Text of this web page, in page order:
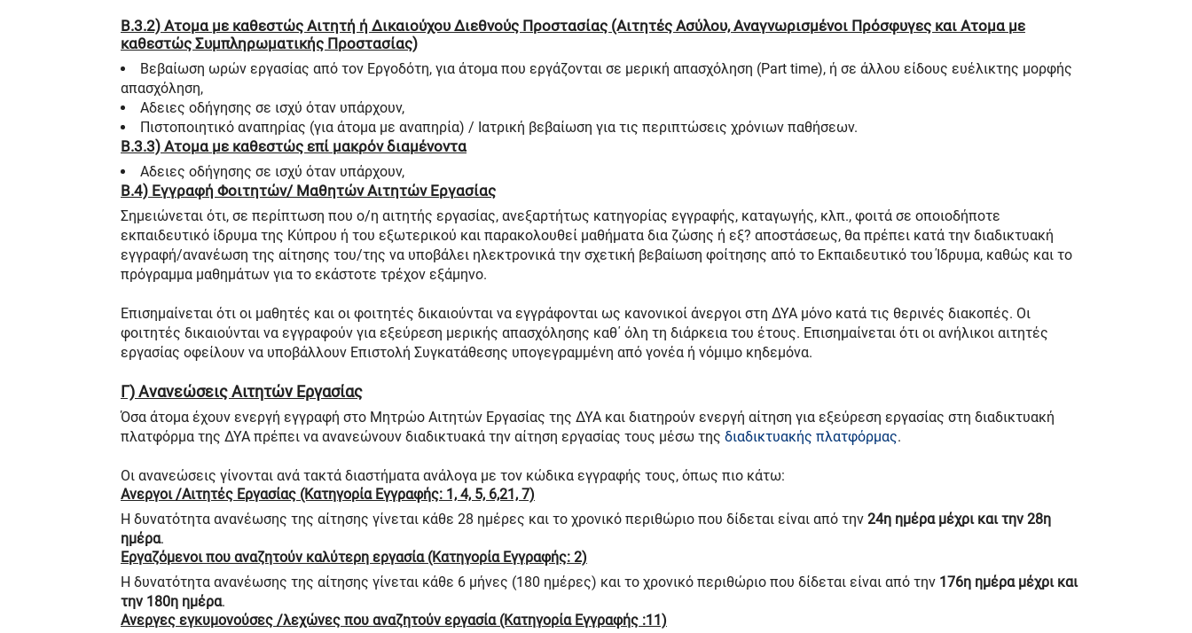
Β.3.2) Aτομα με καθεστώς Αιτητή ή Δικαιούχου Διεθνούς Προστασίας (Αιτητές Ασύλου, Αναγνωρισμένοι Πρόσφυγες και Ατομα με
καθεστώς Συμπληρωματικής Προστασίας)
Βεβαίωση ωρών εργασίας από τον Εργοδότη, για άτομα που εργάζονται σε μερική απασχόληση (Part time), ή σε άλλου είδους ευέλικτης μορφής
απασχόληση,
Αδειες οδήγησης σε ισχύ όταν υπάρχουν,
Πιστοποιητικό αναπηρίας (για άτομα με αναπηρία) / Ιατρική βεβαίωση για τις περιπτώσεις χρόνιων παθήσεων.
Β.3.3) Aτομα με καθεστώς επί μακρόν διαμένοντα
Αδειες οδήγησης σε ισχύ όταν υπάρχουν,
Β.4) Εγγραφή Φοιτητών/ Μαθητών Αιτητών Εργασίας
Σημειώνεται ότι, σε περίπτωση που ο/η αιτητής εργασίας, ανεξαρτήτως κατηγορίας εγγραφής, καταγωγής, κλπ., φοιτά σε οποιοδήποτε
εκπαιδευτικό ίδρυμα της Κύπρου ή του εξωτερικού και παρακολουθεί μαθήματα δια ζώσης ή εξ? αποστάσεως, θα πρέπει κατά την διαδικτυακή
εγγραφή/ανανέωση της αίτησης του/της να υποβάλει ηλεκτρονικά την σχετική βεβαίωση φοίτησης από το Εκπαιδευτικό του Ίδρυμα, καθώς και το
πρόγραμμα μαθημάτων για το εκάστοτε τρέχον εξάμηνο.
Επισημαίνεται ότι οι μαθητές και οι φοιτητές δικαιούνται να εγγράφονται ως κανονικοί άνεργοι στη ΔΥΑ μόνο κατά τις θερινές διακοπές. Οι
φοιτητές δικαιούνται να εγγραφούν για εξεύρεση μερικής απασχόλησης καθ΄ όλη τη διάρκεια του έτους. Επισημαίνεται ότι οι ανήλικοι αιτητές
εργασίας οφείλουν να υποβάλλουν Επιστολή Συγκατάθεσης υπογεγραμμένη από γονέα ή νόμιμο κηδεμόνα.
Γ) Ανανεώσεις Αιτητών Εργασίας
Όσα άτομα έχουν ενεργή εγγραφή στο Μητρώο Αιτητών Εργασίας της ΔΥΑ και διατηρούν ενεργή αίτηση για εξεύρεση εργασίας στη διαδικτυακή
πλατφόρμα της ΔΥΑ πρέπει να ανανεώνουν διαδικτυακά την αίτηση εργασίας τους μέσω της διαδικτυακής πλατφόρμας.
Οι ανανεώσεις γίνονται ανά τακτά διαστήματα ανάλογα με τον κώδικα εγγραφής τους, όπως πιο κάτω:
Ανεργοι /Αιτητές Εργασίας (Κατηγορία Εγγραφής: 1, 4, 5, 6,21, 7)
Η δυνατότητα ανανέωσης της αίτησης γίνεται κάθε 28 ημέρες και το χρονικό περιθώριο που δίδεται είναι από την 24η ημέρα μέχρι και την 28η
ημέρα.
Εργαζόμενοι που αναζητούν καλύτερη εργασία (Κατηγορία Εγγραφής: 2)
Η δυνατότητα ανανέωσης της αίτησης γίνεται κάθε 6 μήνες (180 ημέρες) και το χρονικό περιθώριο που δίδεται είναι από την 176η ημέρα μέχρι και
την 180η ημέρα.
Ανεργες εγκυμονούσες /λεχώνες που αναζητούν εργασία (Κατηγορία Εγγραφής :11)